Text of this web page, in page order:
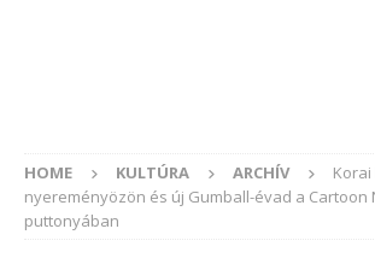
HOME KULTÚRA ARCHÍV
nyereményözön és új Gumball-évad a Cartoon
puttonyában